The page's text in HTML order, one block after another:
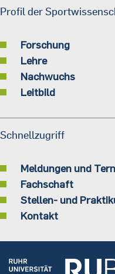
Profil der
Forschung
Lehre
Nachwuchs
Leitbild
Schnellzugriff
Meldungen und
Fachschaft
Stellen- und
Kontakt